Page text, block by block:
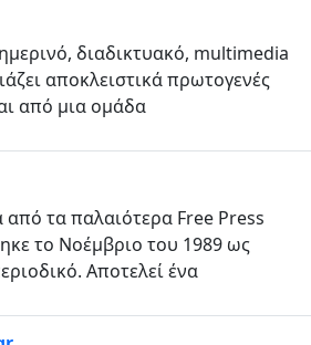
διαδικτυακό, multimedia
αποκλειστικά πρωτογενές
από μια ομάδα
από τα παλαιότερα Free Press
το Νοέμβριο του 1989 ως
Αποτελεί ένα